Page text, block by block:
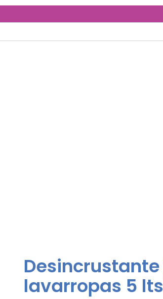
lavarropas 5 lts